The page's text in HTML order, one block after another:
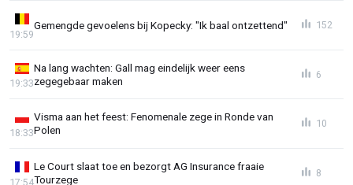
Gemengde gevoelens bij Kopecky: "Ik baal ontzettend"
19:59
152
Na lang wachten: Gall mag eindelijk weer eens
zegegebaar maken
19:33
6
Visma aan het feest: Fenomenale zege in Ronde van
Polen
18:33
10
Le Court slaat toe en bezorgt AG Insurance fraaie
Tourzege
17:54
8